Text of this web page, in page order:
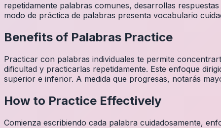
repetidamente palabras comunes, desarrollas
modo de práctica de palabras presenta vocabulario
Benefits of Palabras Practice
Practicar con palabras individuales te permite
dificultad y practicarlas repetidamente. Este enfoque
superior e inferior. A medida que progresas, notarás
How to Practice Effectively
Comienza escribiendo cada palabra cuidadosamente,